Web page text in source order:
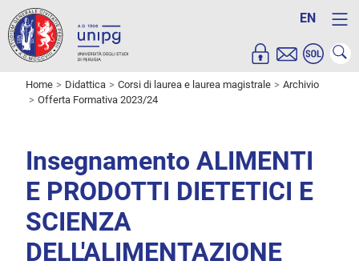
EN
Home Didattica Corsi di laurea e laurea magistrale
Archivio
Offerta Formativa 2023/24
Insegnamento ALIMENTI
E PRODOTTI DIETETICI E
SCIENZA
DELL'ALIMENTAZIONE